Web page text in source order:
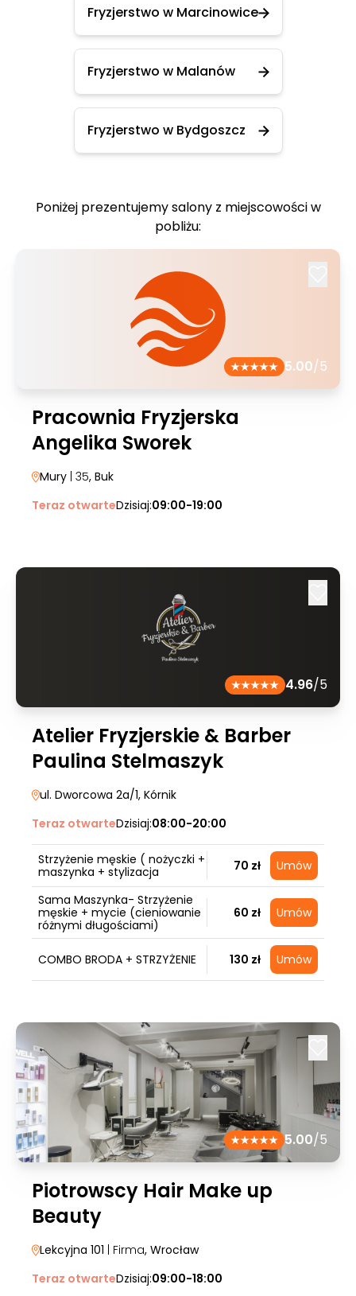
Fryzjerstwo w Marcinowice
Fryzjerstwo w Malanów
Fryzjerstwo w Bydgoszcz
Poniżej prezentujemy salony z miejscowości w
pobliżu:
5.00/5
Pracownia Fryzjerska
Angelika Sworek
Mury | 35, Buk
Teraz otwarteDzisiaj:09:00-19:00
4.96/5
Atelier Fryzjerskie & Barber
Paulina Stelmaszyk
ul. Dworcowa 2a/1, Kórnik
Teraz otwarteDzisiaj:08:00-20:00
Strzyżenie męskie ( nożyczki +
maszynka + stylizacja
70 zł Umów
Sama Maszynka- Strzyżenie
męskie + mycie (cieniowanie
różnymi długościami)
60 zł Umów
COMBO BRODA + STRZYŻENIE 130 zł Umów
5.00/5
Piotrowscy Hair Make up
Beauty
Lekcyjna 101 | Firma, Wrocław
Teraz otwarteDzisiaj:09:00-18:00